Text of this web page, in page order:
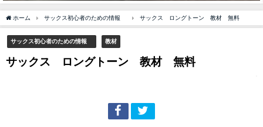
ホーム サックス初心者のための情報 サックス ロングトーン 教材 無料
サックス初心者のための情報 教材
サックス ロングトーン 教材 無料